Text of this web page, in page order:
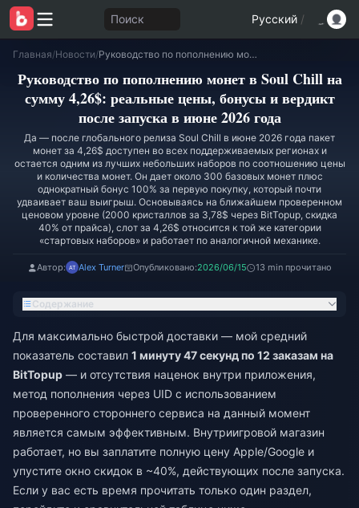
Поиск Русский /
Главная/Новости/ Руководство по пополнению монет в Soul Chill на сумму 4,26$: реальные цены, бонусы и вердикт после запуска в июне 2026 года
Руководство по пополнению монет в Soul Chill на
сумму 4,26$: реальные цены, бонусы и вердикт
после запуска в июне 2026 года
Да — после глобального релиза Soul Chill в июне 2026 года пакет
монет за 4,26$ доступен во всех поддерживаемых регионах и
остается одним из лучших небольших наборов по соотношению цены
и количества монет. Он дает около 300 базовых монет плюс
однократный бонус 100% за первую покупку, который почти
удваивает ваш выигрыш. Основываясь на ближайшем проверенном
ценовом уровне (2000 кристаллов за 3,78$ через BitTopup, скидка
40% от прайса), слот за 4,26$ относится к той же категории
«стартовых наборов» и работает по аналогичной механике.
Автор: Alex Turner Опубликовано:2026/06/15 13 min прочитано
Содержание
Для максимально быстрой доставки — мой средний
показатель составил 1 минуту 47 секунд по 12 заказам на
BitTopup — и отсутствия наценок внутри приложения,
метод пополнения через UID с использованием
проверенного стороннего сервиса на данный момент
является самым эффективным. Внутриигровой магазин
работает, но вы заплатите полную цену Apple/Google и
упустите окно скидок в ~40%, действующих после запуска.
Если у вас есть время прочитать только один раздел,